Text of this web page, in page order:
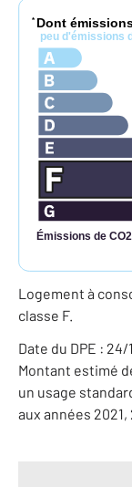
* Dont
peu d'émissions
Émissions de
Logement à
classe F.
Date du DPE :
Montant estimé
un usage
aux années